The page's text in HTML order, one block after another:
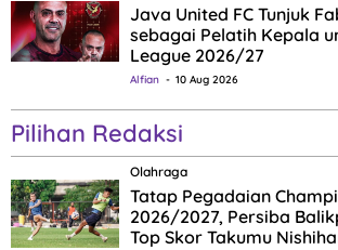
Java United FC Tunjuk
sebagai Pelatih Kepala
League 2026/27
Alfian 10 Aug 2026
Pilihan Redaksi
Olahraga
Tatap Pegadaian
2026/2027, Persiba
Top Skor Takumu